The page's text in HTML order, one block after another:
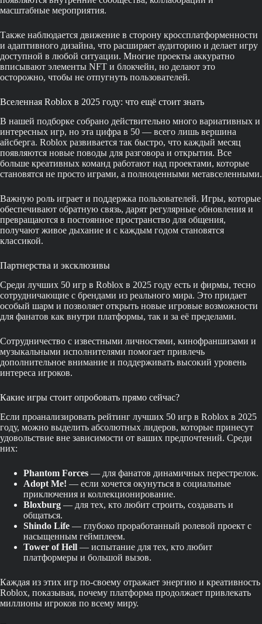
масштабные мероприятия.
Также наблюдается движение в сторону кроссплатформенности
и адаптивного дизайна, что расширяет аудиторию и делает игру
доступной в любой ситуации. Многие проекты аккуратно
вписывают элементы NFT и блокчейн, но делают это
осторожно, чтобы не отпугнуть пользователей.
Вселенная Roblox в 2025 году: что ещё стоит знать
В нашей подборке собрано действительно много вариативных и
интересных игр, но эта цифра в 50 — всего лишь вершина
айсберга. Roblox развивается так быстро, что каждый месяц
появляются новые поводы для разговора и открытия. Все
больше креативных команд работают над проектами, которые
становятся не просто играми, а полноценными метавселенными.
Важную роль играет и поддержка пользователей. Игры, которые
обеспечивают обратную связь, дарят регулярные обновления и
превращаются в постоянное пространство для общения,
получают живое дыхание и с каждым годом становятся
классикой.
Партнерства и эксклюзивы
Среди лучших 50 игр в Roblox в 2025 году есть и фирмы, тесно
сотрудничающие с брендами из реального мира. Это придает
особый шарм и позволяет открыть новые игровые возможности
для фанатов как внутри платформы, так и за её пределами.
Сотрудничество с известными личностями, кинофраншизами и
музыкальными исполнителями помогает привлечь
дополнительное внимание и поддерживать высокий уровень
интереса игроков.
Какие игры стоит опробовать прямо сейчас?
Если проанализировать рейтинг лучших 50 игр в Roblox в 2025
году, можно выделить абсолютных лидеров, которые принесут
удовольствие вне зависимости от ваших предпочтений. Среди
них:
Phantom Forces — для фанатов динамичных перестрелок.
Adopt Me! — если хочется окунуться в социальные
приключения и коллекционирование.
Bloxburg — для тех, кто любит строить, создавать и
общаться.
Shindo Life — глубоко проработанный ролевой проект с
насыщенным геймплеем.
Tower of Hell — испытание для тех, кто любит
платформеры и большой вызов.
Каждая из этих игр по-своему отражает энергию и креативность
Roblox, показывая, почему платформа продолжает привлекать
миллионы игроков по всему миру.